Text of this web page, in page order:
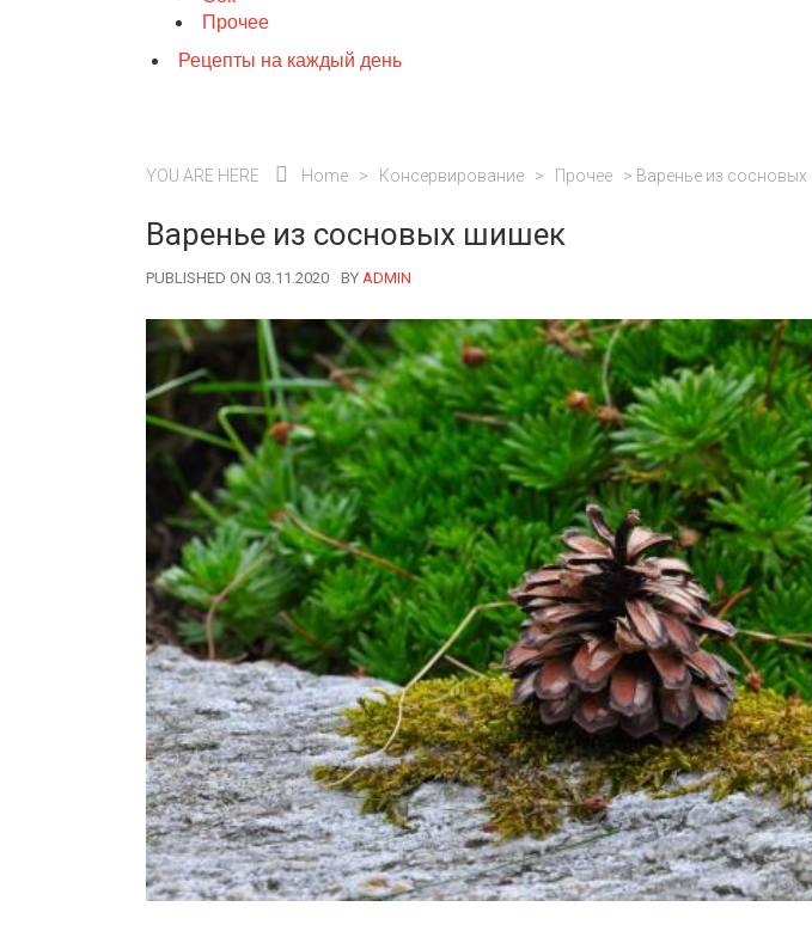
Прочее
Рецепты на каждый день
YOU ARE HERE Home > Консервирование > Прочее > Варенье из
Варенье из сосновых шишек
PUBLISHED ON 03.11.2020 BY AUTHOR
ADMIN